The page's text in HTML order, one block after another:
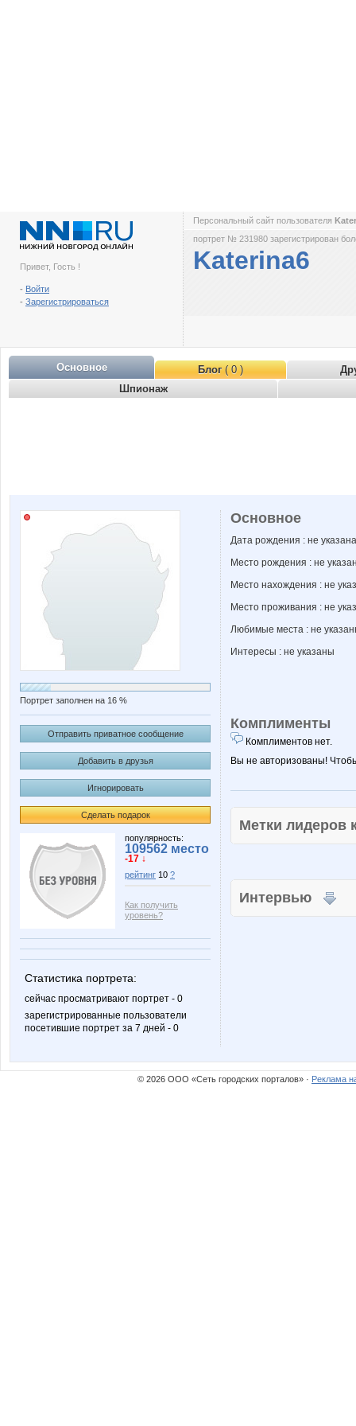
Привет, Гость !
- Войти
- Зарегистрироваться
Персональный сайт пользователя
портрет № 231980 зарегистрирован
Katerina6
Основное Блог( 0 )
Шпионаж
Портрет заполнен на 16 %
Отправить приватное сообщение
Добавить в друзья
Игнорировать
Сделать подарок
популярность:
109562 место
-17 ↓
рейтинг 10 ?
Как получить
уровень?
Статистика портрета:
сейчас просматривают портрет - 0
зарегистрированные пользователи
посетившие портрет за 7 дней - 0
Основное
Дата рождения : не указана
Место рождения : не
Место нахождения : не
Место проживания : не
Любимые места : не
Интересы : не указаны
Комплименты
Комплиментов нет.
Вы не авторизованы!
Метки
Интервью
© 2026 ООО «Сеть городских порталов» · Реклама